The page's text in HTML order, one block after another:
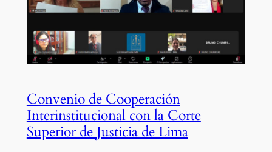
Convenio de Cooperación
Interinstitucional con la Corte
Superior de Justicia de Lima